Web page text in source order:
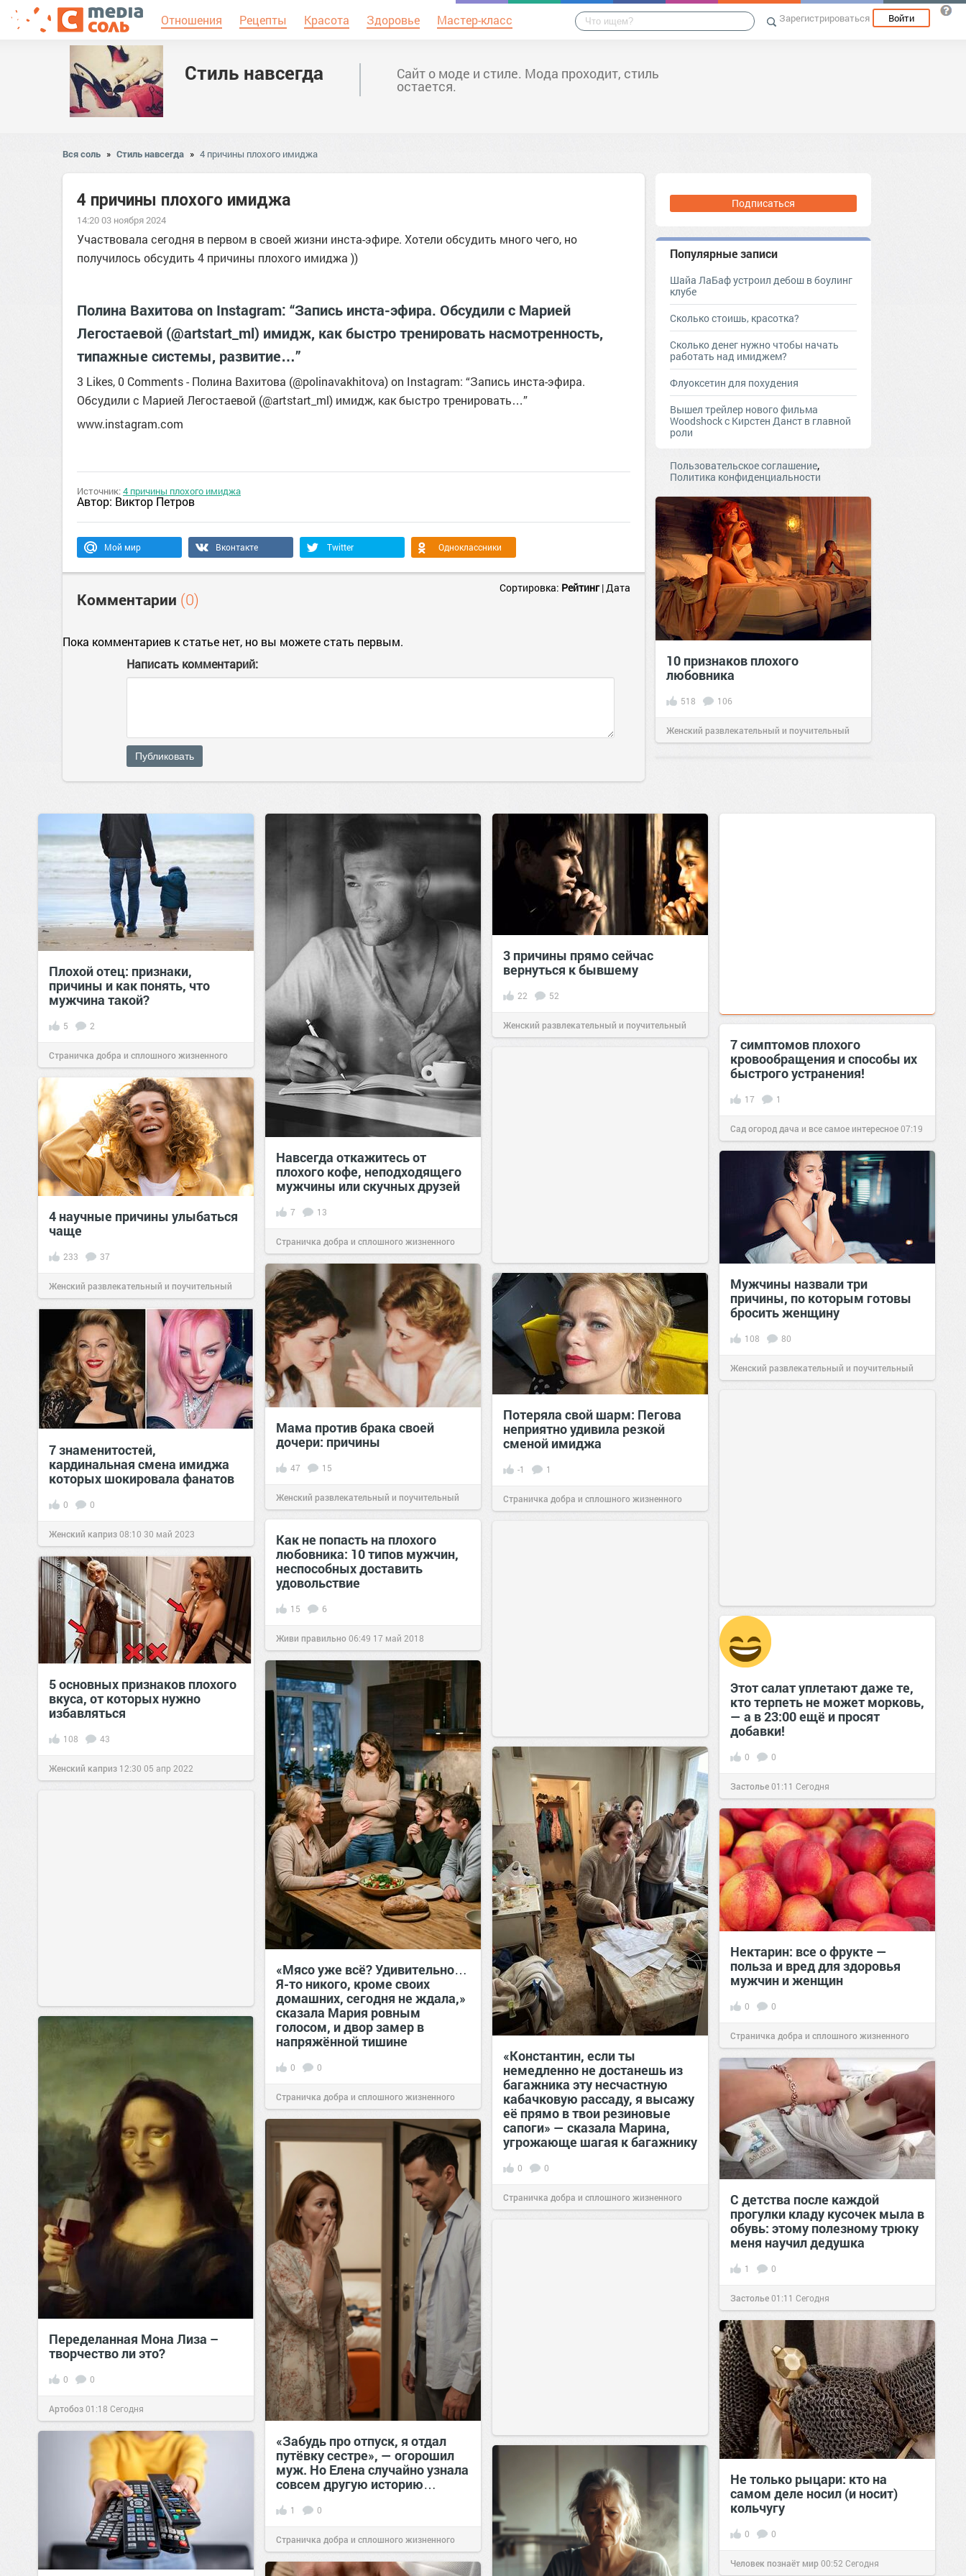
Отношения Рецепты Красота Здоровье Мастер-класс Зарегистрироваться Войти
Стиль навсегда Сайт о моде и стиле. Мода проходит, стиль
остается.
Вся соль » Стиль навсегда » 4 причины плохого имиджа
4 причины плохого имиджа
14:20 03 ноября 2024
Участвовала сегодня в первом в своей жизни инста-эфире. Хотели обсудить много чего, но
получилось обсудить 4 причины плохого имиджа ))
Полина Вахитова on Instagram: “Запись инста-эфира. Обсудили с Марией
Легостаевой (@artstart_ml) имидж, как быстро тренировать насмотренность,
типажные системы, развитие…”
3 Likes, 0 Comments - Полина Вахитова (@polinavakhitova) on Instagram: “Запись инста-эфира.
Обсудили с Марией Легостаевой (@artstart_ml) имидж, как быстро тренировать…”
www.instagram.com
Источник:4 причины плохого имиджа
Автор: Виктор Петров
Мой мир Вконтакте Twitter Одноклассники
Комментарии (0)
Сортировка: Рейтинг|Дата
Пока комментариев к статье нет, но вы можете стать первым.
Написать комментарий:
Публиковать
Подписаться
Популярные записи
Шайа ЛаБаф устроил дебош в боулинг
клубе
Сколько стоишь, красотка?
Сколько денег нужно чтобы начать
работать над имиджем?
Флуоксетин для похудения
Вышел трейлер нового фильма
Woodshock с Кирстен Данст в главной
роли
Пользовательское соглашение,
Политика конфиденциальности
10 признаков плохого
любовника
518 106
Женский развлекательный и поучительный
Плохой отец: признаки,
причины и как понять, что
мужчина такой?
5 2
Страничка добра и сплошного жизненного
позитива! 15:00 19 янв 2026
Навсегда откажитесь от
плохого кофе, неподходящего
мужчины или скучных друзей
7 13
Страничка добра и сплошного жизненного
позитива!17:1612 сен 2023
3 причины прямо сейчас
вернуться к бывшему
22 52
Женский развлекательный и поучительный
7 симптомов плохого
кровообращения и способы их
быстрого устранения!
17 1
Сад огород дача и все самое интересное07:19
20 фев 2019
4 научные причины улыбаться
чаще
233 37
Женский развлекательный и поучительный
сайт.23:1101 июн 2021
Мужчины назвали три
причины, по которым готовы
бросить женщину
108 80
Женский развлекательный и поучительный
Мама против брака своей
дочери: причины
47 15
Женский развлекательный и поучительный
сайт. 10:08 25 май 2020
Потеряла свой шарм: Пегова
неприятно удивила резкой
сменой имиджа
-1 1
Страничка добра и сплошного жизненного
7 знаменитостей,
кардинальная смена имиджа
которых шокировала фанатов
0 0
Женский каприз08:10 30 май 2023
Как не попасть на плохого
любовника: 10 типов мужчин,
неспособных доставить
удовольствие
15 6
Живи правильно06:49 17 май 2018
5 основных признаков плохого
вкуса, от которых нужно
избавляться
108 43
Женский каприз 12:30 05 апр 2022
Этот салат уплетают даже те,
кто терпеть не может морковь,
— а в 23:00 ещё и просят
добавки!
0 0
Застолье01:11 Сегодня
«Мясо уже всё? Удивительно…
Я-то никого, кроме своих
домашних, сегодня не ждала,»
сказала Мария ровным
голосом, и двор замер в
напряжённой тишине
0 0
Страничка добра и сплошного жизненного
позитива!15:38Сегодня
«Константин, если ты
немедленно не достанешь из
багажника эту несчастную
кабачковую рассаду, я высажу
её прямо в твои резиновые
сапоги» — сказала Марина,
угрожающе шагая к багажнику
0 0
Страничка добра и сплошного жизненного
Нектарин: все о фрукте —
польза и вред для здоровья
мужчин и женщин
0 0
Страничка добра и сплошного жизненного
позитива!00:28Сегодня
Переделанная Мона Лиза –
творчество ли это?
0 0
Артобоз01:18 Сегодня
С детства после каждой
прогулки кладу кусочек мыла в
обувь: этому полезному трюку
меня научил дедушка
1 0
Застолье01:11 Сегодня
«Забудь про отпуск, я отдал
путёвку сестре», — огорошил
муж. Но Елена случайно узнала
совсем другую историю…
1 0
Страничка добра и сплошного жизненного
позитива!00:28Сегодня
Не только рыцари: кто на
самом деле носил (и носит)
кольчугу
0 0
Человек познаёт мир00:52 Сегодня